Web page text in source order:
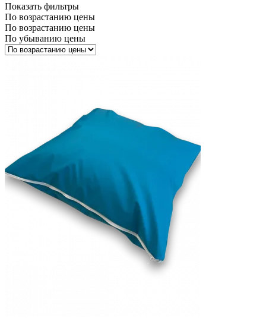
Показать фильтры
По возрастанию цены
По возрастанию цены
По убыванию цены